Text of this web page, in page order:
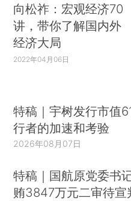
向松祚：宏观经济70
讲，带你了解国内外
经济大局
2022年04月06日
特稿｜宇树发行市值
行者的加速和考验
2026年08月07日
特稿｜国航原党委书
贿3847万元二审待宣